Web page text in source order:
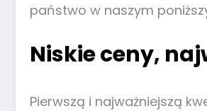
państwo w naszym
Niskie ceny,
Pierwszą i najważniejszą